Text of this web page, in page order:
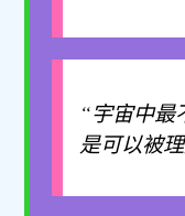
“宇宙中最
是可以被